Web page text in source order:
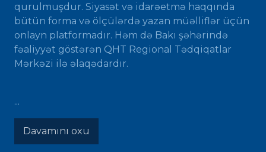
qurulmuşdur. Siyasət və idarəetmə haqqında
bütün forma və ölçülərdə yazan müəlliflər üçün
onlayn platformadır. Həm də Bakı şəhərində
fəaliyyət göstərən QHT Regional Tədqiqatlar
Mərkəzi ilə əlaqədardır.
...
Davamını oxu